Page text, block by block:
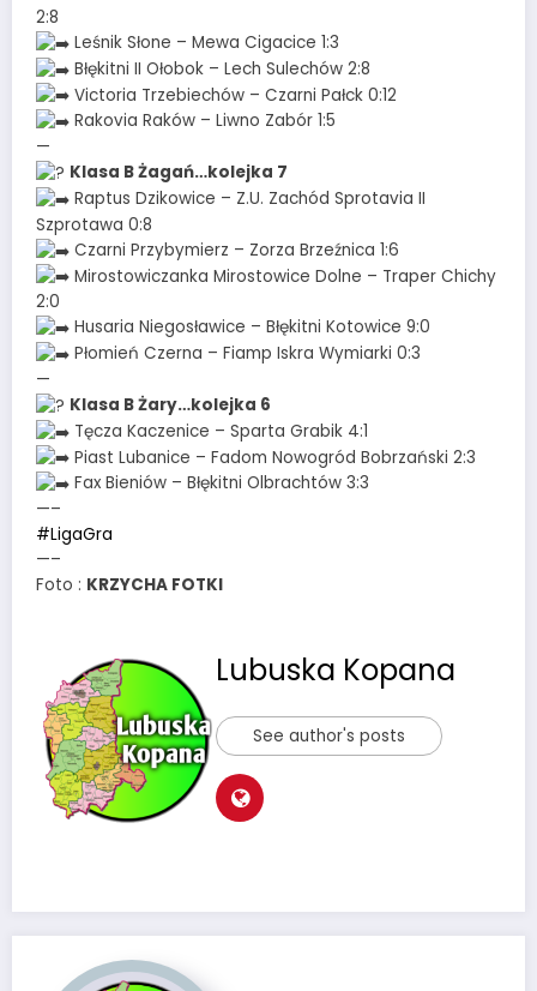
2:8
Leśnik Słone – Mewa Cigacice 1:3
Błękitni II Ołobok – Lech Sulechów 2:8
Victoria Trzebiechów – Czarni Pałck 0:12
Rakovia Raków – Liwno Zabór 1:5
—
Klasa B Żagań…kolejka 7
Raptus Dzikowice – Z.U. Zachód Sprotavia II
Szprotawa 0:8
Czarni Przybymierz – Zorza Brzeźnica 1:6
Mirostowiczanka Mirostowice Dolne – Traper Chichy
2:0
Husaria Niegosławice – Błękitni Kotowice 9:0
Płomień Czerna – Fiamp Iskra Wymiarki 0:3
—
Klasa B Żary…kolejka 6
Tęcza Kaczenice – Sparta Grabik 4:1
Piast Lubanice – Fadom Nowogród Bobrzański 2:3
Fax Bieniów – Błękitni Olbrachtów 3:3
—–
#LigaGra
—–
Foto : KRZYCHA FOTKI
Lubuska Kopana
See author's posts